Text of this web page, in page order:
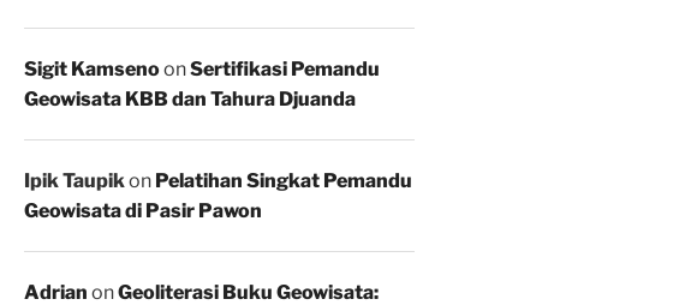
Sigit KamsenoonSertifikasi Pemandu
Geowisata KBB dan Tahura Djuanda
Ipik Taupikon Pelatihan Singkat Pemandu
Geowisata di Pasir Pawon
Adrian onGeoliterasi Buku Geowisata: